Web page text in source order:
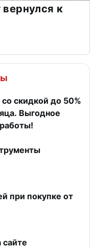
к
скидкой до 50%
Выгодное
при покупке от
сайте